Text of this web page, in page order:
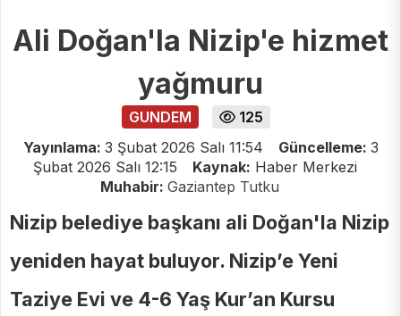
Ali Doğan'la Nizip'e hizmet
yağmuru
GUNDEM
125
Yayınlama: 3 Şubat 2026 Salı 11:54 Güncelleme: 3
Şubat 2026 Salı 12:15
Kaynak: Haber Merkezi
Muhabir: Gaziantep Tutku
Nizip belediye başkanı ali Doğan'la Nizip
yeniden hayat buluyor. Nizip’e Yeni
Taziye Evi ve 4-6 Yaş Kur’an Kursu